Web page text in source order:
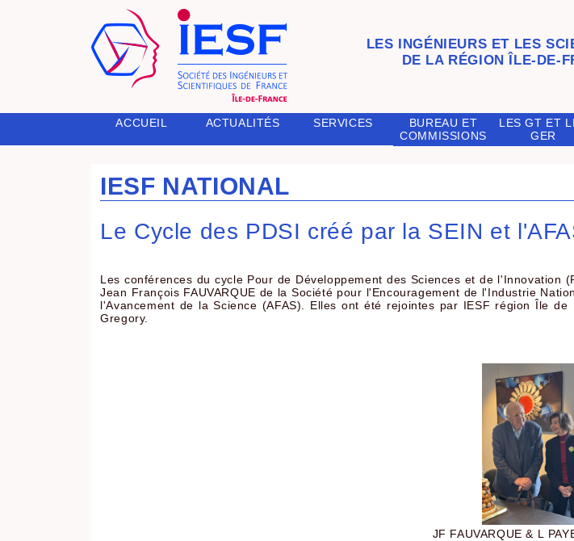
LES INGÉNIEURS ET LES
DE LA RÉGION ÎLE-DE-
ACCUEIL ACTUALITÉS SERVICES
BUREAU ET
COMMISSIONS
LES GT ET
GER
IESF NATIONAL
Le Cycle des PDSI créé par la SEIN et
Les conférences du cycle Pour de Développement des Sciences et de
Jean François FAUVARQUE de la Société pour l'Encouragement de l'Industrie
l'Avancement de la Science (AFAS). Elles ont été rejointes par IESF région Île
Gregory.
JF FAUVARQUE & L